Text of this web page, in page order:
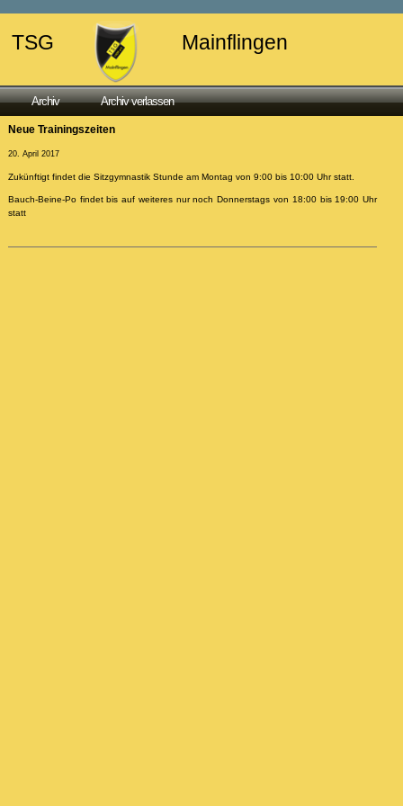
TSG Mainflingen
Archiv Archiv verlassen
Neue Trainingszeiten
20. April 2017
Zukünftigt findet die Sitzgymnastik Stunde am Montag von 9:00 bis 10:00 Uhr statt.
Bauch-Beine-Po findet bis auf weiteres nur noch Donnerstags von 18:00 bis 19:00 Uhr
statt